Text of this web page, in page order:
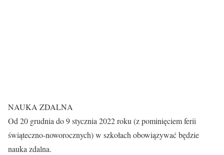
NAUKA ZDALNA
Od 20 grudnia do 9 stycznia 2022 roku (z pominięciem ferii
świąteczno-noworocznych) w szkołach obowiązywać będzie
nauka zdalna.